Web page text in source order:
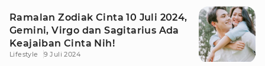
Ramalan Zodiak Cinta 10 Juli 2024,
Gemini, Virgo dan Sagitarius Ada
Keajaiban Cinta Nih!
Lifestyle 9 Juli 2024